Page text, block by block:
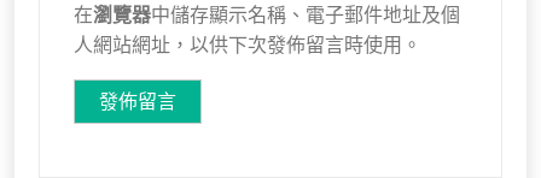
在瀏覽器中儲存顯示名稱、電子郵件地址及個
人網站網址，以供下次發佈留言時使用。